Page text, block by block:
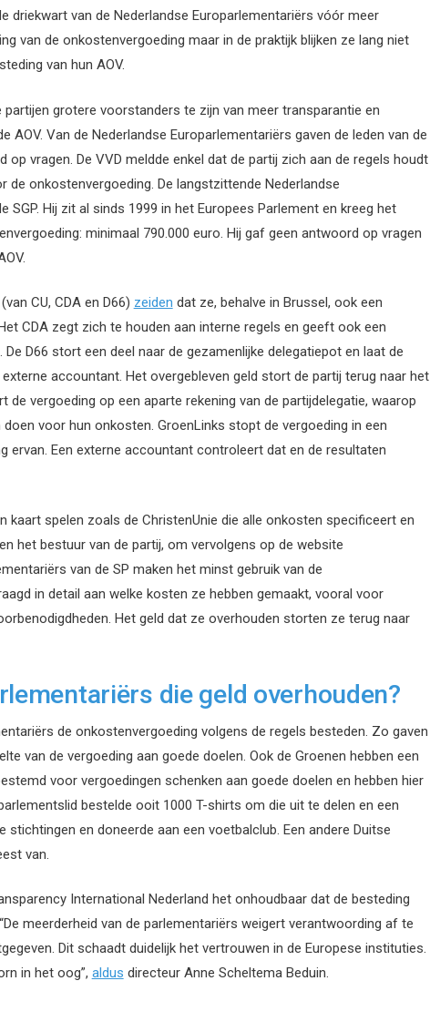
driekwart van de Nederlandse Europarlementariërs vóór meer
van de onkostenvergoeding maar in de praktijk blijken ze lang niet
van hun AOV.
partijen grotere voorstanders te zijn van meer transparantie en
AOV. Van de Nederlandse Europarlementariërs gaven de leden van de
op vragen. De VVD meldde enkel dat de partij zich aan de regels houdt
onkostenvergoeding. De langstzittende Nederlandse
SGP. Hij zit al sinds 1999 in het Europees Parlement en kreeg het
minimaal 790.000 euro. Hij gaf geen antwoord op vragen
CU, CDA en D66) zeiden dat ze, behalve in Brussel, ook een
CDA zegt zich te houden aan interne regels en geeft ook een
D66 stort een deel naar de gezamenlijke delegatiepot en laat de
accountant. Het overgebleven geld stort de partij terug naar het
de vergoeding op een aparte rekening van de partijdelegatie, waarop
voor hun onkosten. GroenLinks stopt de vergoeding in een
ervan. Een externe accountant controleert dat en de resultaten
kaart spelen zoals de ChristenUnie die alle onkosten specificeert en
het bestuur van de partij, om vervolgens op de website
van de SP maken het minst gebruik van de
in detail aan welke kosten ze hebben gemaakt, vooral voor
Het geld dat ze overhouden storten ze terug naar
die geld overhouden?
de onkostenvergoeding volgens de regels besteden. Zo gaven
van de vergoeding aan goede doelen. Ook de Groenen hebben een
voor vergoedingen schenken aan goede doelen en hebben hier
bestelde ooit 1000 T-shirts om die uit te delen en een
en doneerde aan een voetbalclub. Een andere Duitse
van.
International Nederland het onhoudbaar dat de besteding
meerderheid van de parlementariërs weigert verantwoording af te
Dit schaadt duidelijk het vertrouwen in de Europese instituties.
in het oog”, aldus directeur Anne Scheltema Beduin.